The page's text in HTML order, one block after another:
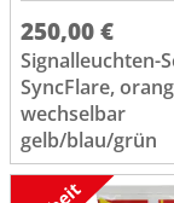
250,00 €
Signalleuchten-
SyncFlare,
wechselbar
gelb/blau/grün